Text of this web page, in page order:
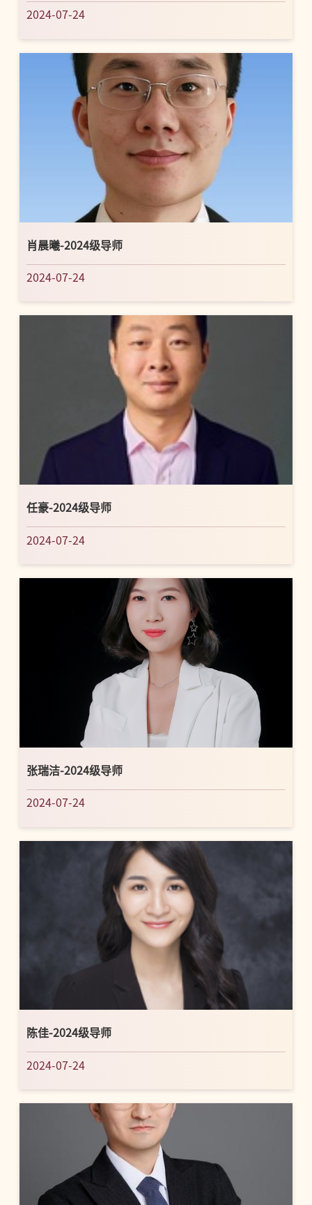
2024-07-24
肖晨曦-2024级导师
2024-07-24
任豪-2024级导师
2024-07-24
张瑞洁-2024级导师
2024-07-24
陈佳-2024级导师
2024-07-24